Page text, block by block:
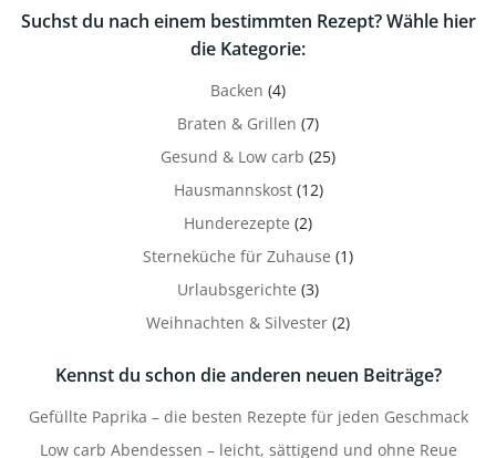
Suchst du nach einem bestimmten Rezept? Wähle hier
die Kategorie:
Backen (4)
Braten & Grillen (7)
Gesund & Low carb (25)
Hausmannskost(12)
Hunderezepte (2)
Sterneküche für Zuhause (1)
Urlaubsgerichte (3)
Weihnachten & Silvester (2)
Kennst du schon die anderen neuen Beiträge?
Gefüllte Paprika – die besten Rezepte für jeden Geschmack
Low carb Abendessen – leicht, sättigend und ohne Reue